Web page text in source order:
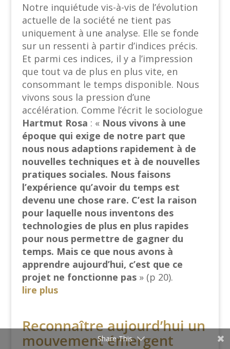
Notre inquiétude vis-à-vis de l’évolution
actuelle de la société ne tient pas
uniquement à une analyse. Elle se fonde
sur un ressenti à partir d’indices précis.
Et parmi ces indices, il y a l’impression
que tout va de plus en plus vite, en
consommant le temps disponible. Nous
vivons sous la pression d’une
accélération. Comme l’écrit le sociologue
Hartmut Rosa : « Nous vivons à une
époque qui exige de notre part que
nous nous adaptions rapidement à de
nouvelles techniques et à de nouvelles
pratiques sociales. Nous faisons
l’expérience qu’avoir du temps est
devenu une chose rare. C’est la raison
pour laquelle nous inventons des
technologies de plus en plus rapides
pour nous permettre de gagner du
temps. Mais ce que nous avons à
apprendre aujourd’hui, c’est que ce
projet ne fonctionne pas» (p 20).
lire plus
Reconnaître aujourd’hui un
mouvement émergent
Share This